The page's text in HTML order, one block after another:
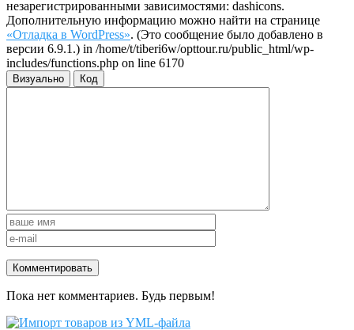
незарегистрированными зависимостями: dashicons.
Дополнительную информацию можно найти на странице
«Отладка в WordPress». (Это сообщение было добавлено в
версии 6.9.1.) in /home/t/tiberi6w/opttour.ru/public_html/wp-
includes/functions.php on line 6170
Визуально Код
Пока нет комментариев. Будь первым!